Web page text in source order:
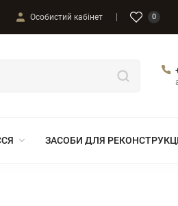
Особистий кабінет 0
ЗАСОБИ ДЛЯ